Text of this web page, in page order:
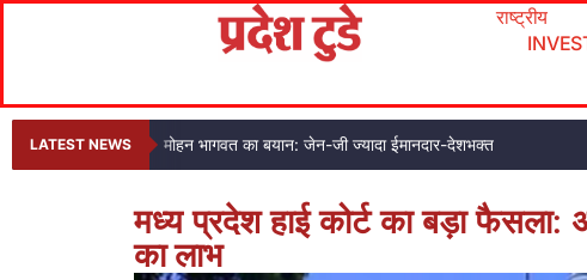
राष्ट्रीय
LATEST NEWS मोहन भागवत का बयान: जेन-जी ज्यादा ईमानदार-देशभक्त
मध्य प्रदेश हाई कोर्ट का बड़ा फैसला:
का लाभ